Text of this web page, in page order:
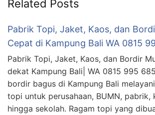
Related Posts
Pabrik Topi, Jaket, Kaos, dan
Cepat di Kampung Bali WA 0815
Pabrik Topi, Jaket, Kaos, dan Bordir
dekat Kampung Bali| WA 0815 995
bordir bagus di Kampung Bali
topi untuk perusahaan, BUMN, pabrik,
hingga sekolah. Ragam topi yang